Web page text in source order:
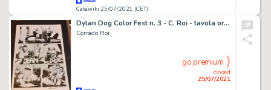
Catawiki 25/07/2021 (CET)
Dylan Dog Color Fest n. 3 - C. Roi - tavola originale "La fiaba Nera" - Page volante - (2009)
Corrado Roi
closed
25/07/2021
go premium